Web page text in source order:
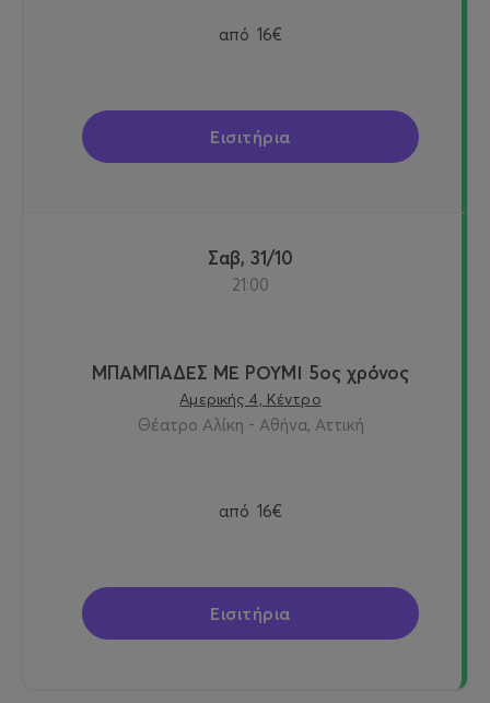
από 16€
Εισιτήρια
Σαβ, 31/10
21:00
ΜΠΑΜΠΑΔΕΣ ΜΕ ΡΟΥΜΙ 5ος χρόνος
Αμερικής 4, Κέντρο
Θέατρο Αλίκη - Αθήνα, Αττική
από 16€
Εισιτήρια